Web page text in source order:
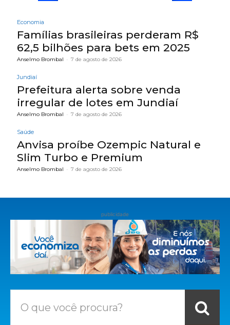
Economia
Famílias brasileiras perderam R$
62,5 bilhões para bets em 2025
Anselmo Brombal - 7 de agosto de 2026
Jundiaí
Prefeitura alerta sobre venda
irregular de lotes em Jundiaí
Anselmo Brombal - 7 de agosto de 2026
Saúde
Anvisa proíbe Ozempic Natural e
Slim Turbo e Premium
Anselmo Brombal - 7 de agosto de 2026
publicidade
O que você procura?